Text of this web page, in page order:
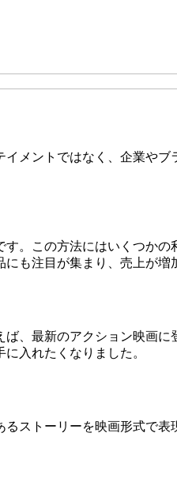
メントではなく、企業や
。この方法にはいくつか
も注目が集まり、売上が増
、最新のアクション映画
入れたくなりました。
ストーリーを映画形式で